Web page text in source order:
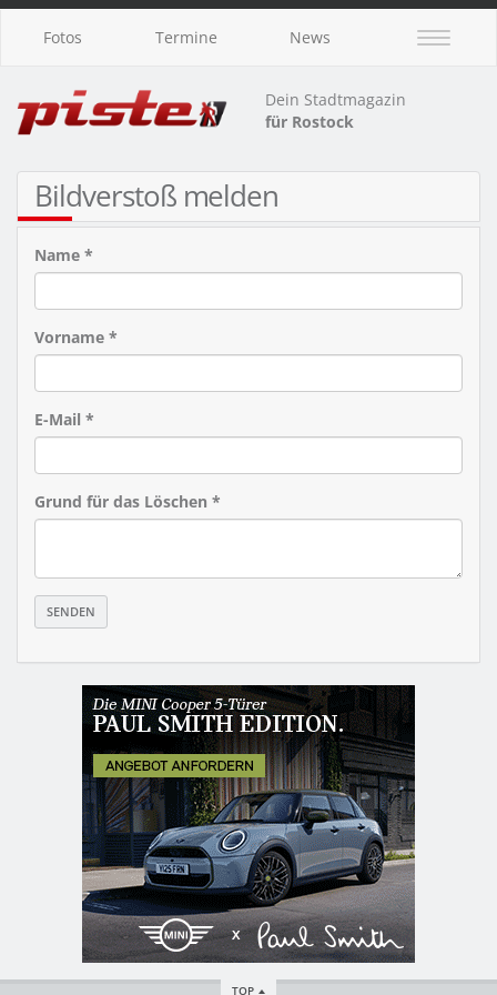
Fotos Termine News
Dein Stadtmagazin
für Rostock
Bildverstoß melden
Name *
Vorname *
E-Mail *
Grund für das Löschen *
TOP